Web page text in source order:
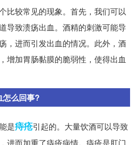
比较常见的现象。首先，我们可以
导致溃疡出血。酒精的刺激可能导
，进而引发出血的情况。此外，酒
增加胃肠黏膜的脆弱性，使得出血
怎么回事?
是痔疮引起的。大量饮酒可以导致
进而加重了痔疮病情。痔疮是肛门